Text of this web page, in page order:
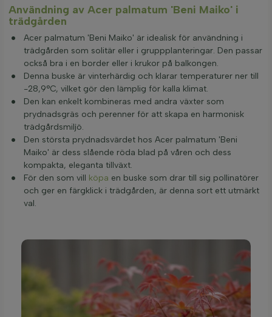
Användning av Acer palmatum 'Beni Maiko' i
trädgården
Acer palmatum 'Beni Maiko' är idealisk för användning i
trädgården som solitär eller i gruppplanteringar. Den passar
också bra i en border eller i krukor på balkongen.
Denna buske är vinterhärdig och klarar temperaturer ner till
-28,9°C, vilket gör den lämplig för kalla klimat.
Den kan enkelt kombineras med andra växter som
prydnadsgräs och perenner för att skapa en harmonisk
trädgårdsmiljö.
Den största prydnadsvärdet hos Acer palmatum 'Beni
Maiko' är dess slående röda blad på våren och dess
kompakta, eleganta tillväxt.
För den som vill köpa en buske som drar till sig pollinatörer
och ger en färgklick i trädgården, är denna sort ett utmärkt
val.